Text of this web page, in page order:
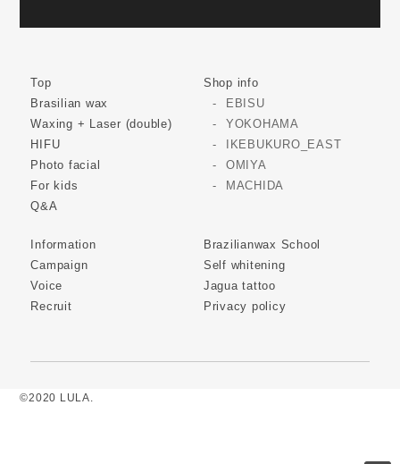
Top
Brasilian wax
Waxing + Laser (double)
HIFU
Photo facial
For kids
Q&A
Shop info
EBISU
YOKOHAMA
IKEBUKURO_EAST
OMIYA
MACHIDA
Information
Campaign
Voice
Recruit
Brazilianwax School
Self whitening
Jagua tattoo
Privacy policy
©2020 LULA.